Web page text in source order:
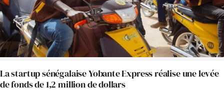
La startup sénégalaise Yobante Express réalise une levée
de fonds de 1,2 million de dollars